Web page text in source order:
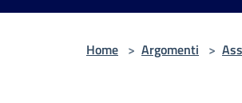
Home > Argomenti >